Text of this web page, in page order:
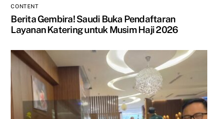
CONTENT
Berita Gembira! Saudi Buka Pendaftaran
Layanan Katering untuk Musim Haji 2026